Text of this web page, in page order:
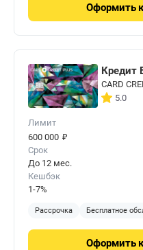
Оформить
Кредит
CARD
5.0
Лимит
600 000 ₽
Срок
До 12 мес.
Кешбэк
1-7%
Рассрочка Бесплатное
Оформить